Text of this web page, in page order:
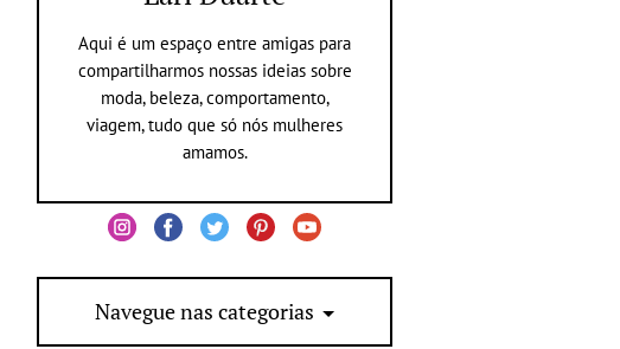
Aqui é um espaço entre amigas para
compartilharmos nossas ideias sobre
moda, beleza, comportamento,
viagem, tudo que só nós mulheres
amamos.
Navegue nas categorias